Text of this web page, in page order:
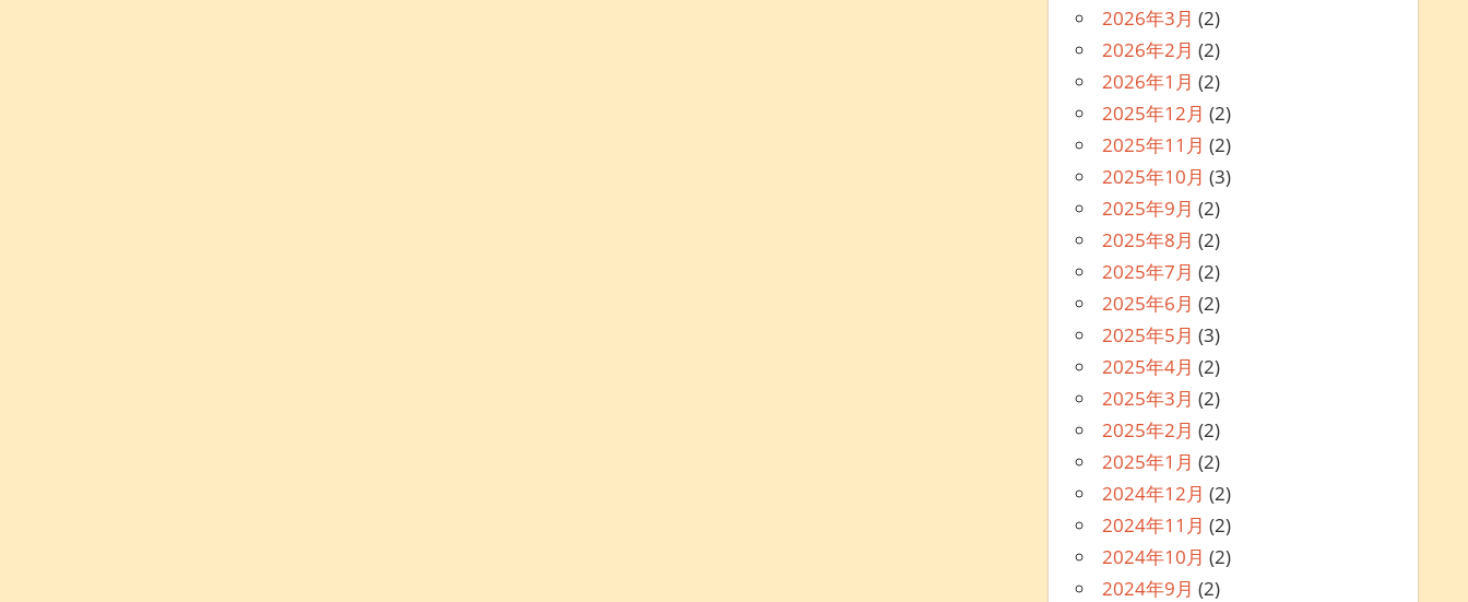
2026年3月 (2)
2026年2月 (2)
2026年1月 (2)
2025年12月 (2)
2025年11月 (2)
2025年10月 (3)
2025年9月 (2)
2025年8月 (2)
2025年7月 (2)
2025年6月 (2)
2025年5月 (3)
2025年4月 (2)
2025年3月 (2)
2025年2月 (2)
2025年1月 (2)
2024年12月 (2)
2024年11月 (2)
2024年10月 (2)
2024年9月 (2)